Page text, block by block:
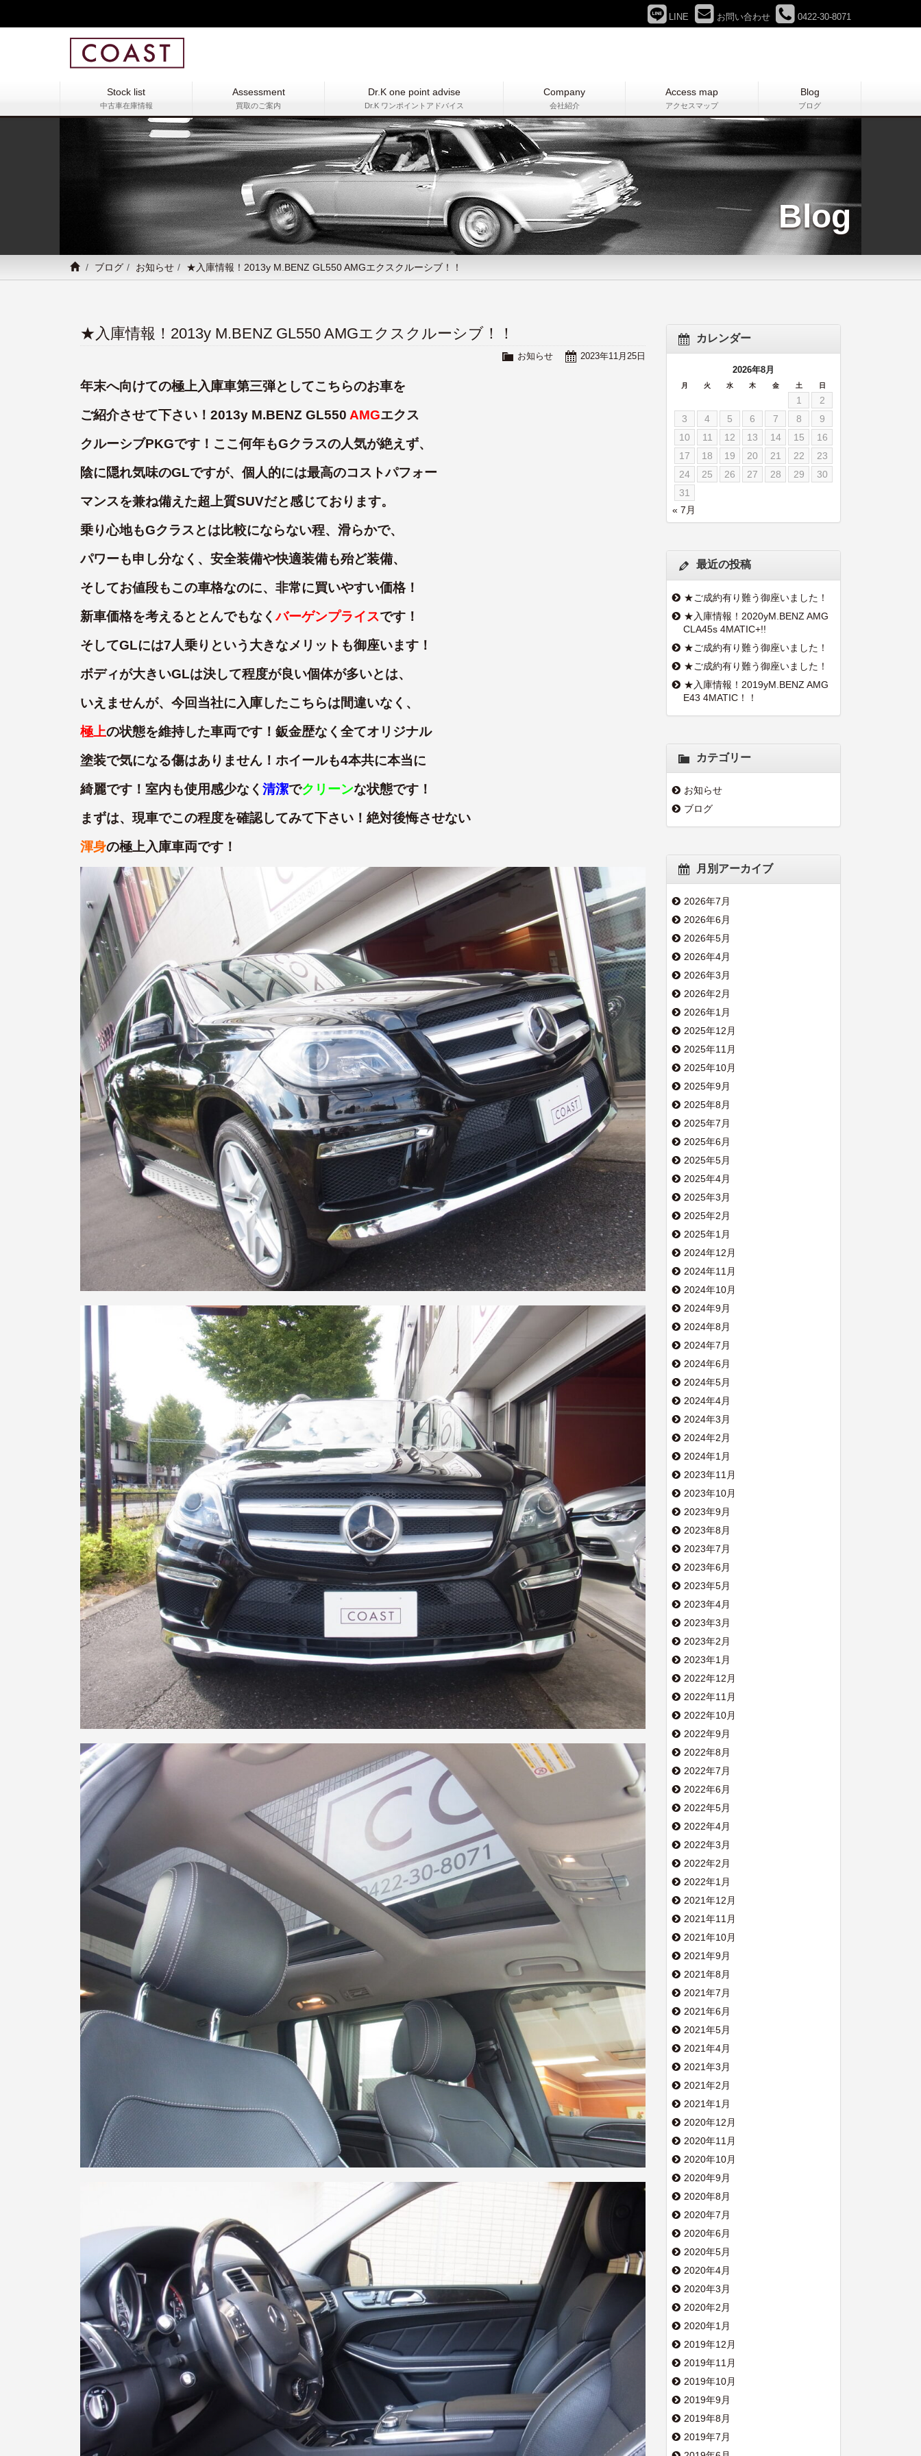
LINE お問い合わせ 0422-30-8071
Stock list
中古車在庫情報
Assessment
買取のご案内
Dr.K one point advise
Dr.K ワンポイントアドバイス
Company
会社紹介
Access map
アクセスマップ
Blog
ブログ
Blog
ブログ お知らせ ★入庫情報！2013y M.BENZ GL550 AMGエクスクルーシブ！！
★入庫情報！2013y M.BENZ GL550 AMGエクスクルーシブ！！
2023年11月25日
お知らせ
年末へ向けての極上入庫車第三弾としてこちらのお車を
ご紹介させて下さい！2013y M.BENZ GL550 AMGエクス
クルーシブPKGです！ここ何年もGクラスの人気が絶えず、
陰に隠れ気味のGLですが、個人的には最高のコストパフォー
マンスを兼ね備えた超上質SUVだと感じております。
乗り心地もGクラスとは比較にならない程、滑らかで、
パワーも申し分なく、安全装備や快適装備も殆ど装備、
そしてお値段もこの車格なのに、非常に買いやすい価格！
新車価格を考えるととんでもなくバーゲンプライスです！
そしてGLには7人乗りという大きなメリットも御座います！
ボディが大きいGLは決して程度が良い個体が多いとは、
いえませんが、今回当社に入庫したこちらは間違いなく、
極上の状態を維持した車両です！鈑金歴なく全てオリジナル
塗装で気になる傷はありません！ホイールも4本共に本当に
綺麗です！室内も使用感少なく 清潔でクリーンな状態です！
まずは、現車でこの程度を確認してみて下さい！絶対後悔させない
渾身の極上入庫車両です！
カレンダー
2026年8月
月 火 水 木 金 土 日
1
2
3
4 5 6 7 8
9
10
11 12 13 14 15
16
17
18 19 20 21 22
23
24
25 26 27 28 29
30
31
« 7月
最近の投稿
★ご成約有り難う御座いました！
★入庫情報！2020yM.BENZ AMG
CLA45s 4MATIC+!!
★ご成約有り難う御座いました！
★ご成約有り難う御座いました！
★入庫情報！2019yM.BENZ AMG
E43 4MATIC！！
カテゴリー
お知らせ
ブログ
月別アーカイブ
2026年7月
2026年6月
2026年5月
2026年4月
2026年3月
2026年2月
2026年1月
2025年12月
2025年11月
2025年10月
2025年9月
2025年8月
2025年7月
2025年6月
2025年5月
2025年4月
2025年3月
2025年2月
2025年1月
2024年12月
2024年11月
2024年10月
2024年9月
2024年8月
2024年7月
2024年6月
2024年5月
2024年4月
2024年3月
2024年2月
2024年1月
2023年11月
2023年10月
2023年9月
2023年8月
2023年7月
2023年6月
2023年5月
2023年4月
2023年3月
2023年2月
2023年1月
2022年12月
2022年11月
2022年10月
2022年9月
2022年8月
2022年7月
2022年6月
2022年5月
2022年4月
2022年3月
2022年2月
2022年1月
2021年12月
2021年11月
2021年10月
2021年9月
2021年8月
2021年7月
2021年6月
2021年5月
2021年4月
2021年3月
2021年2月
2021年1月
2020年12月
2020年11月
2020年10月
2020年9月
2020年8月
2020年7月
2020年6月
2020年5月
2020年4月
2020年3月
2020年2月
2020年1月
2019年12月
2019年11月
2019年10月
2019年9月
2019年8月
2019年7月